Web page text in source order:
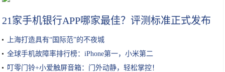
21家手机银行APP哪家最佳？评测标准正式发布
上海打造具有“国际范”的不夜城
全球手机故障率排行榜：iPhone第一，小米第二
叮零门铃+小爱触屏音箱：门外动静，轻松掌控！